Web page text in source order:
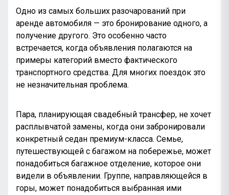
Одно из самых больших разочарований при
аренде автомобиля — это бронирование одного, а
получение другого. Это особенно часто
встречается, когда объявления полагаются на
примеры категорий вместо фактического
транспортного средства. Для многих поездок это
не незначительная проблема.
Пара, планирующая свадебный трансфер, не хочет
расплывчатой замены, когда они забронировали
конкретный седан премиум-класса. Семье,
путешествующей с багажом на побережье, может
понадобиться багажное отделение, которое они
видели в объявлении. Группе, направляющейся в
горы, может понадобиться выбранная ими